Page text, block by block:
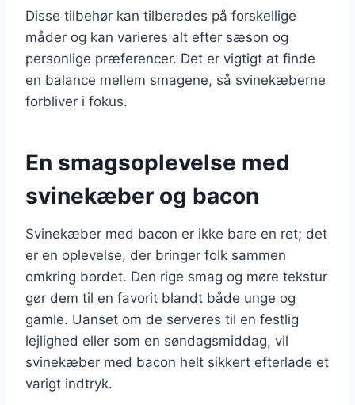
Disse tilbehør kan tilberedes på forskellige
måder og kan varieres alt efter sæson og
personlige præferencer. Det er vigtigt at finde
en balance mellem smagene, så svinekæberne
forbliver i fokus.
En smagsoplevelse med
svinekæber og bacon
Svinekæber med bacon er ikke bare en ret; det
er en oplevelse, der bringer folk sammen
omkring bordet. Den rige smag og møre tekstur
gør dem til en favorit blandt både unge og
gamle. Uanset om de serveres til en festlig
lejlighed eller som en søndagsmiddag, vil
svinekæber med bacon helt sikkert efterlade et
varigt indtryk.